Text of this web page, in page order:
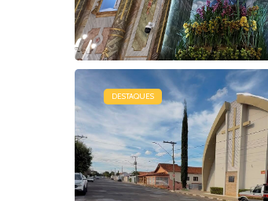
DESTAQUES